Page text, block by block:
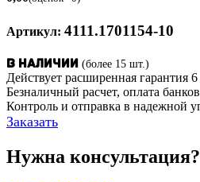
Артикул: 4111.1701154-10
В наличии (более 15 шт.)
Действует расширенная гарантия
Безналичный расчет, оплата
Контроль и отправка в надежной
Заказать
Нужна консультация?